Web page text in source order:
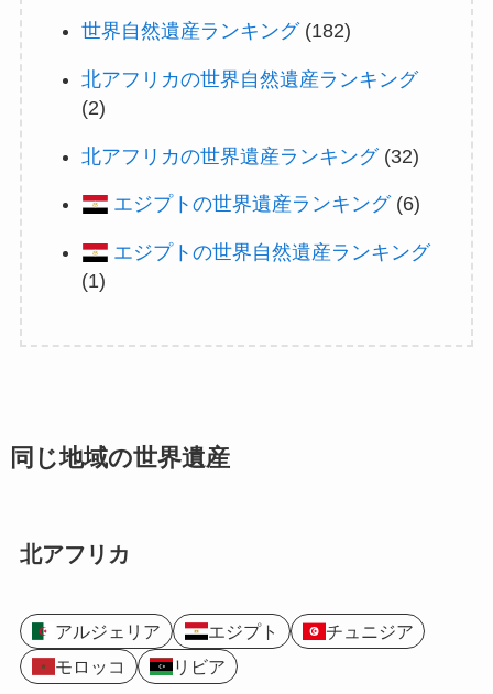
世界自然遺産ランキング(182)
北アフリカの世界自然遺産ランキング
(2)
北アフリカの世界遺産ランキング(32)
エジプトの世界遺産ランキング(6)
エジプトの世界自然遺産ランキング
(1)
同じ地域の世界遺産
北アフリカ
アルジェリア エジプト
チュニジア
モロッコ
リビア